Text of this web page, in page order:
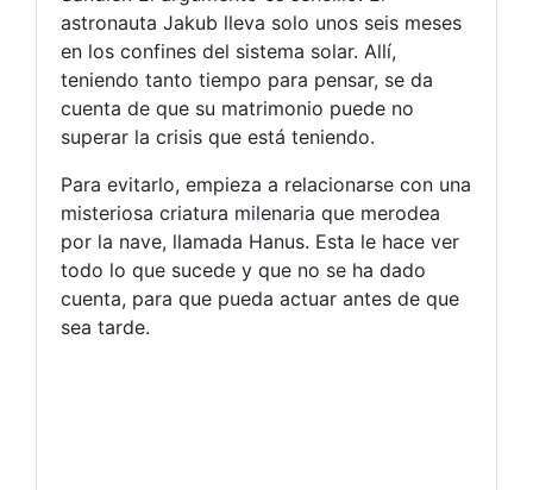
astronauta Jakub lleva solo unos seis meses
en los confines del sistema solar. Allí,
teniendo tanto tiempo para pensar, se da
cuenta de que su matrimonio puede no
superar la crisis que está teniendo.
Para evitarlo, empieza a relacionarse con una
misteriosa criatura milenaria que merodea
por la nave, llamada Hanus. Esta le hace ver
todo lo que sucede y que no se ha dado
cuenta, para que pueda actuar antes de que
sea tarde.